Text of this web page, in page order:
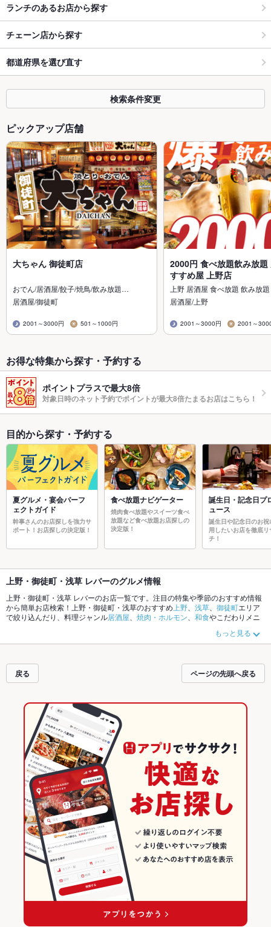
ランチのあるお店から探す
チェーン店から探す
都道府県を選び直す
検索条件変更
ピックアップ店舗
大ちゃん 御徒町店
おでん/居酒屋/餃子/焼鳥/飲み放題…
居酒屋/御徒町
2001～3000円 501～1000円
2000円 食べ放題飲み放題
すすめ屋 上野店
上野 居酒屋 食べ放題 飲み放
居酒屋/上野
2001～3000円 2001～
お得な特集から探す・予約する
ポイントプラスで最大8倍
対象日時のネット予約でポイントが最大8倍たまるお店はこちら！
目的から探す・予約する
夏グルメ・宴会パーフ
ェクトガイド
幹事さんのお店探しを強力サ
ポート！お店探しの決定版！
食べ放題ナビゲーター
焼肉食べ放題やスイーツ食べ
放題など食べ放題お店探しの
決定版！
誕生日・記念日プ
ュース
誕生日や記念日のお祝
用したいお店を徹底リ
チ！
上野・御徒町・浅草 レバーのグルメ情報
上野・御徒町・浅草 レバーのお店一覧です。注目の特集や季節のおすすめ情報
から簡単お店検索！上野・御徒町・浅草のおすすめ 上野 浅草 御徒町エリア
で絞り込んだり、料理ジャンル居酒屋 焼肉・ホルモン 和食やこだわりメニ
メなら、お得なクーポンはもちろん、とっておきのメニューや季節のおすすめ
料理など、お店の最新情報をご紹介しているので安心！24時間使える簡単便利
会にも、デートやパーティーにもお得に便利にホットペッパーグルメをご利用
ください。
もっと見る
戻る ページの先頭へ戻る